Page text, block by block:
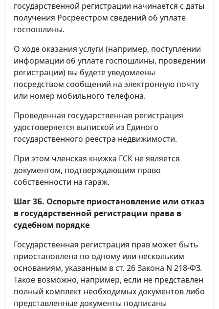
государственной регистрации начинается с даты
получения Росреестром сведений об уплате
госпошлины.
О ходе оказания услуги (например, поступлении
информации об уплате госпошлины, проведении
регистрации) вы будете уведомлены
посредством сообщений на электронную почту
или номер мобильного телефона.
Проведенная государственная регистрация
удостоверяется выпиской из Единого
государственного реестра недвижимости.
При этом членская книжка ГСК не является
документом, подтверждающим право
собственности на гараж.
Шаг 3Б. Оспорьте приостановление или отказ
в государственной регистрации права в
судебном порядке
Государственная регистрация прав может быть
приостановлена по одному или нескольким
основаниям, указанным в ст. 26 Закона N 218-ФЗ.
Такое возможно, например, если не представлен
полный комплект необходимых документов либо
представленные документы подписаны